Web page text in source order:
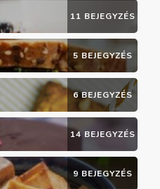
11 BEJEGYZÉS
5 BEJEGYZÉS
6 BEJEGYZÉS
14 BEJEGYZÉS
9 BEJEGYZÉS